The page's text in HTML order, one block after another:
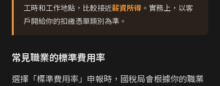
工時和工作地點，比較接近薪資所得 。實務上，以客
戶開給你的扣繳憑單類別為準。
常見職業的標準費用率
選擇「標準費用率」申報時，國稅局會根據你的職業